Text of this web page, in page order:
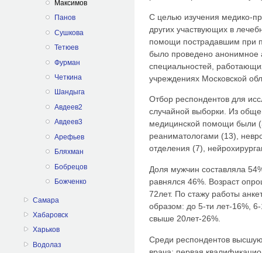
Максимов
Панов
Сушкова
Тетюев
Фурман
Четкина
Шандыга
Авдеев2
Авдеев3
Арефьев
Бляхман
Бобрецов
Божченко
Самара
Хабаровск
Харьков
Водолаз
С целью изучения медико-
других участвующих в
помощи пострадавшим при
было проведено анонимное
специальностей,
учреждениях Московской
Отбор респондентов для
случайной выборки. Из
медицинской помощи были
реаниматологами (13),
отделения (7),
Доля мужчин составляла
равнялся 46%. Возраст
72лет. По стажу работы
образом: до 5-ти лет-16%,
свыше 20лет-26%.
Среди респондентов